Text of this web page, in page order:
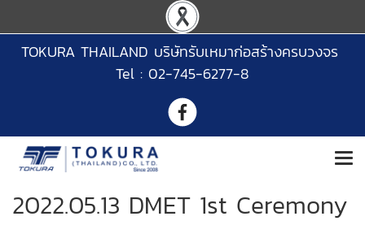
TOKURA THAILAND บริษัทรับเหมาก่อสร้างครบวงจร
Tel : 02-745-6277-8
2022.05.13 DMET 1st Ceremony